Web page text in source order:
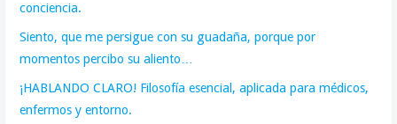
conciencia.
Siento, que me persigue con su guadaña, porque por
momentos percibo su aliento…
¡HABLANDO CLARO! Filosofía esencial, aplicada para médicos,
enfermos y entorno.